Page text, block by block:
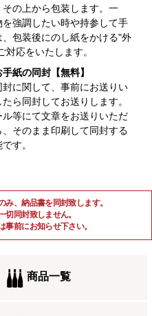
その上から包装します。一
を強調したい時や持参して手
、包装後にのし紙をかける"外
対応をいたします。
紙の同封【無料】
封に関して、事前にお送りい
ら同封してお送りします。
ル等にて文章をお送りいただ
、そのまま印刷して同封する
す。
み、納品書を同封致します。
切同封致しません。
事前にお知らせ下さい。
商品一覧